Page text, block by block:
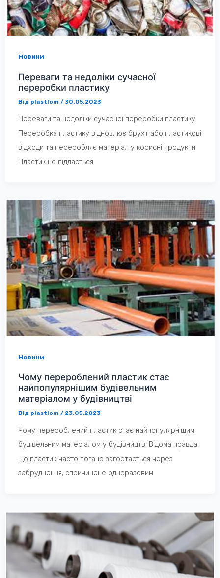
Новини
Переваги та недоліки сучасної
переробки пластику
Від plastlom / 30.05.2023
Переваги та недоліки сучасної переробки пластику
Переробка пластику відновлює брухт або пластикові
відходи та переробляє матеріал у корисні продукти.
Пластик не піддається
Новини
Чому перероблений пластик стає
найпопулярнішим будівельним
матеріалом у будівництві
Від plastlom / 23.05.2023
Чому перероблений пластик стає найпопулярнішим
будівельним матеріалом у будівництві Відома правда,
що пластик часто погано загортається через
забруднення, спричинене одноразовим